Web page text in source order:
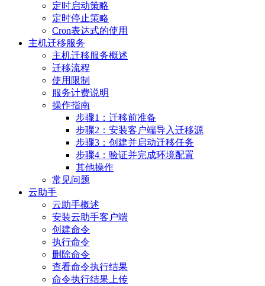
定时启动策略
定时停止策略
Cron表达式的使用
主机迁移服务
主机迁移服务概述
迁移流程
使用限制
服务计费说明
操作指南
步骤1：迁移前准备
步骤2：安装客户端导入迁移源
步骤3：创建并启动迁移任务
步骤4：验证并完成环境配置
其他操作
常见问题
云助手
云助手概述
安装云助手客户端
创建命令
执行命令
删除命令
查看命令执行结果
命令执行结果上传